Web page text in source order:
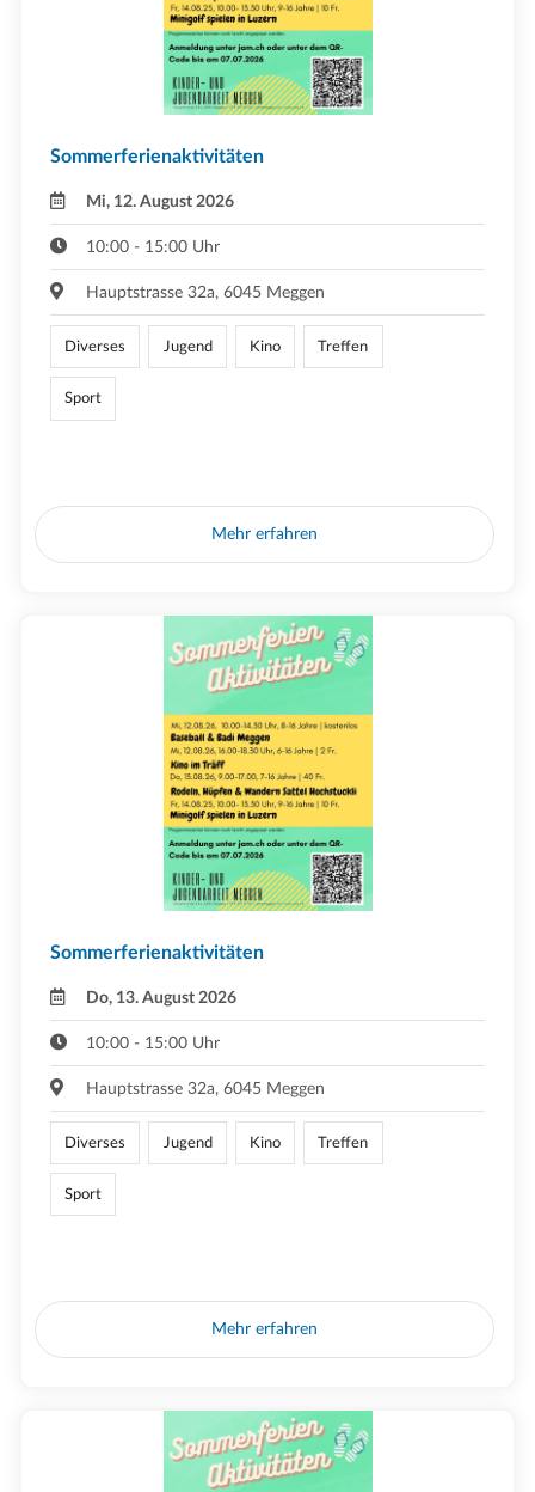
Sommerferienaktivitäten
Mi, 12. August 2026
10:00 - 15:00 Uhr
Hauptstrasse 32a, 6045 Meggen
Diverses Jugend Kino Treffen
Sport
Mehr erfahren
Sommerferienaktivitäten
Do, 13. August 2026
10:00 - 15:00 Uhr
Hauptstrasse 32a, 6045 Meggen
Diverses Jugend Kino Treffen
Sport
Mehr erfahren